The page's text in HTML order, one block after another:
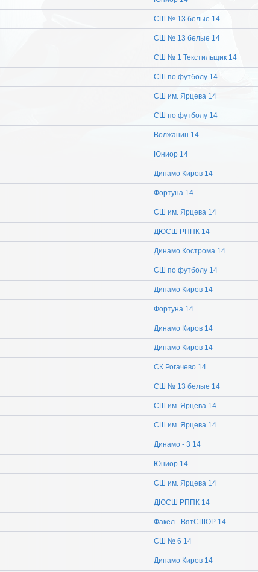
СШ № 13 белые 14
СШ № 13 белые 14
СШ № 1 Текстильщик 14
СШ по футболу 14
СШ им. Ярцева 14
СШ по футболу 14
Волжанин 14
Юниор 14
Динамо Киров 14
Фортуна 14
СШ им. Ярцева 14
ДЮСШ РППК 14
Динамо Кострома 14
СШ по футболу 14
Динамо Киров 14
Фортуна 14
Динамо Киров 14
Динамо Киров 14
СК Рогачево 14
СШ № 13 белые 14
СШ им. Ярцева 14
СШ им. Ярцева 14
Динамо - 3 14
Юниор 14
СШ им. Ярцева 14
ДЮСШ РППК 14
Факел - ВятСШОР 14
СШ № 6 14
Динамо Киров 14